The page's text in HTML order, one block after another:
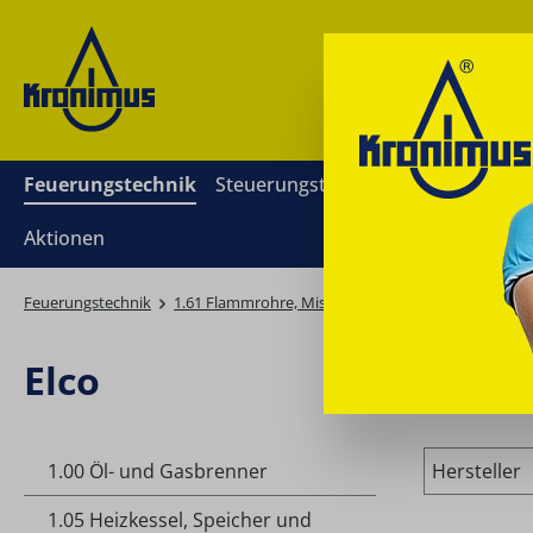
Zur Hauptnavigation springen
Feuerungstechnik Steuerungstechnik Mess- und
Aktionen
Feuerungstechnik 1.61 Flammrohre, Mischeinrichtungen,
Elco
1.00 Öl- und Gasbrenner
1.05 Heizkessel, Speicher und
Hersteller